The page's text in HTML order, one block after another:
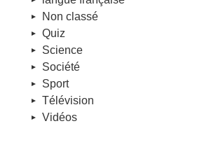
Non classé
Quiz
Science
Société
Sport
Télévision
Vidéos